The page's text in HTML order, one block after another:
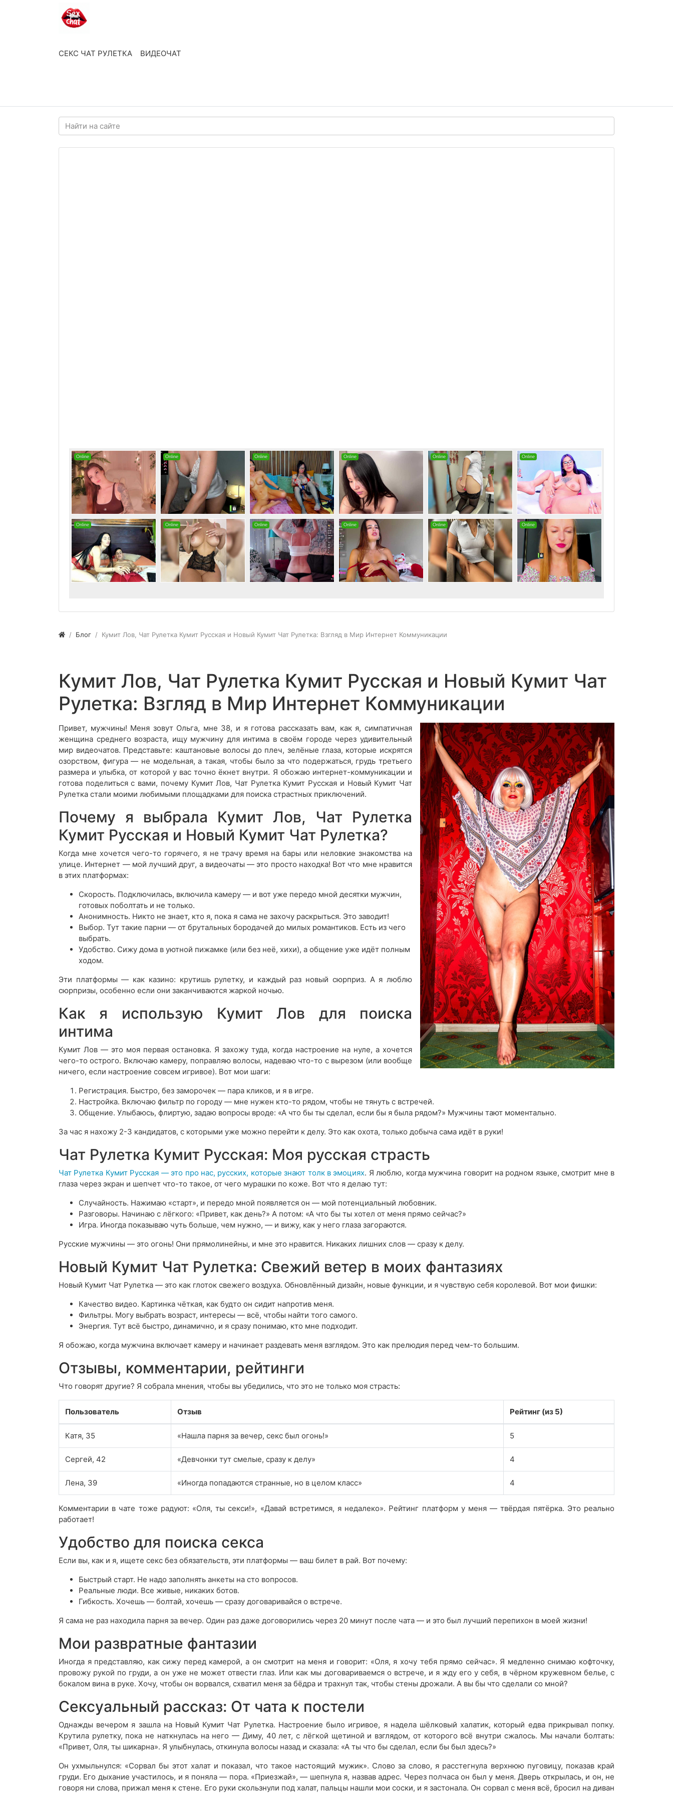
СЕКС ЧАТ РУЛЕТКА ВИДЕОЧАТ
Блог Кумит Лов, Чат Рулетка Кумит Русская и Новый Кумит Чат Рулетка: Взгляд в Мир Интернет Коммуникации
Кумит Лов, Чат Рулетка Кумит Русская и Новый Кумит Чат
Рулетка: Взгляд в Мир Интернет Коммуникации
Привет, мужчины! Меня зовут Ольга, мне 38, и я готова рассказать вам, как я, симпатичная
женщина среднего возраста, ищу мужчину для интима в своём городе через удивительный
мир видеочатов. Представьте: каштановые волосы до плеч, зелёные глаза, которые искрятся
озорством, фигура — не модельная, а такая, чтобы было за что подержаться, грудь третьего
размера и улыбка, от которой у вас точно ёкнет внутри. Я обожаю интернет-коммуникации и
готова поделиться с вами, почему Кумит Лов, Чат Рулетка Кумит Русская и Новый Кумит Чат
Рулетка стали моими любимыми площадками для поиска страстных приключений.
Почему я выбрала Кумит Лов, Чат Рулетка
Кумит Русская и Новый Кумит Чат Рулетка?
Когда мне хочется чего-то горячего, я не трачу время на бары или неловкие знакомства на
улице. Интернет — мой лучший друг, а видеочаты — это просто находка! Вот что мне нравится
в этих платформах:
Скорость. Подключилась, включила камеру — и вот уже передо мной десятки мужчин,
готовых поболтать и не только.
Анонимность. Никто не знает, кто я, пока я сама не захочу раскрыться. Это заводит!
Выбор. Тут такие парни — от брутальных бородачей до милых романтиков. Есть из чего
выбрать.
Удобство. Сижу дома в уютной пижамке (или без неё, хихи), а общение уже идёт полным
ходом.
Эти платформы — как казино: крутишь рулетку, и каждый раз новый сюрприз. А я люблю
сюрпризы, особенно если они заканчиваются жаркой ночью.
Как я использую Кумит Лов для поиска
интима
Кумит Лов — это моя первая остановка. Я захожу туда, когда настроение на нуле, а хочется
чего-то острого. Включаю камеру, поправляю волосы, надеваю что-то с вырезом (или вообще
ничего, если настроение совсем игривое). Вот мои шаги:
Регистрация. Быстро, без заморочек — пара кликов, и я в игре.
Настройка. Включаю фильтр по городу — мне нужен кто-то рядом, чтобы не тянуть с встречей.
Общение. Улыбаюсь, флиртую, задаю вопросы вроде: «А что бы ты сделал, если бы я была рядом?» Мужчины тают моментально.
За час я нахожу 2-3 кандидатов, с которыми уже можно перейти к делу. Это как охота, только добыча сама идёт в руки!
Чат Рулетка Кумит Русская: Моя русская страсть
Чат Рулетка Кумит Русская — это про нас, русских, которые знают толк в эмоциях. Я люблю, когда мужчина говорит на родном языке, смотрит мне в
глаза через экран и шепчет что-то такое, от чего мурашки по коже. Вот что я делаю тут:
Случайность. Нажимаю «старт», и передо мной появляется он — мой потенциальный любовник.
Разговоры. Начинаю с лёгкого: «Привет, как день?» А потом: «А что бы ты хотел от меня прямо сейчас?»
Игра. Иногда показываю чуть больше, чем нужно, — и вижу, как у него глаза загораются.
Русские мужчины — это огонь! Они прямолинейны, и мне это нравится. Никаких лишних слов — сразу к делу.
Новый Кумит Чат Рулетка: Свежий ветер в моих фантазиях
Новый Кумит Чат Рулетка — это как глоток свежего воздуха. Обновлённый дизайн, новые функции, и я чувствую себя королевой. Вот мои фишки:
Качество видео. Картинка чёткая, как будто он сидит напротив меня.
Фильтры. Могу выбрать возраст, интересы — всё, чтобы найти того самого.
Энергия. Тут всё быстро, динамично, и я сразу понимаю, кто мне подходит.
Я обожаю, когда мужчина включает камеру и начинает раздевать меня взглядом. Это как прелюдия перед чем-то большим.
Отзывы, комментарии, рейтинги
Что говорят другие? Я собрала мнения, чтобы вы убедились, что это не только моя страсть:
Пользователь Отзыв Рейтинг (из 5)
Катя, 35 «Нашла парня за вечер, секс был огонь!» 5
Сергей, 42 «Девчонки тут смелые, сразу к делу» 4
Лена, 39 «Иногда попадаются странные, но в целом класс» 4
Комментарии в чате тоже радуют: «Оля, ты секси!», «Давай встретимся, я недалеко». Рейтинг платформ у меня — твёрдая пятёрка. Это реально
работает!
Удобство для поиска секса
Если вы, как и я, ищете секс без обязательств, эти платформы — ваш билет в рай. Вот почему:
Быстрый старт. Не надо заполнять анкеты на сто вопросов.
Реальные люди. Все живые, никаких ботов.
Гибкость. Хочешь — болтай, хочешь — сразу договаривайся о встрече.
Я сама не раз находила парня за вечер. Один раз даже договорились через 20 минут после чата — и это был лучший перепихон в моей жизни!
Мои развратные фантазии
Иногда я представляю, как сижу перед камерой, а он смотрит на меня и говорит: «Оля, я хочу тебя прямо сейчас». Я медленно снимаю кофточку,
провожу рукой по груди, а он уже не может отвести глаз. Или как мы договариваемся о встрече, и я жду его у себя, в чёрном кружевном белье, с
бокалом вина в руке. Хочу, чтобы он ворвался, схватил меня за бёдра и трахнул так, чтобы стены дрожали. А вы бы что сделали со мной?
Сексуальный рассказ: От чата к постели
Однажды вечером я зашла на Новый Кумит Чат Рулетка. Настроение было игривое, я надела шёлковый халатик, который едва прикрывал попку.
Крутила рулетку, пока не наткнулась на него — Диму, 40 лет, с лёгкой щетиной и взглядом, от которого всё внутри сжалось. Мы начали болтать:
«Привет, Оля, ты шикарна». Я улыбнулась, откинула волосы назад и сказала: «А ты что бы сделал, если бы был здесь?»
Он ухмыльнулся: «Сорвал бы этот халат и показал, что такое настоящий мужик». Слово за слово, я расстегнула верхнюю пуговицу, показав край
груди. Его дыхание участилось, и я поняла — пора. «Приезжай», — шепнула я, назвав адрес. Через полчаса он был у меня. Дверь открылась, и он, не
говоря ни слова, прижал меня к стене. Его руки скользнули под халат, пальцы нашли мои соски, и я застонала. Он сорвал с меня всё, бросил на диван